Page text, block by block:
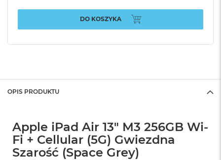
DO KOSZYKA
OPIS PRODUKTU
Apple iPad Air 13" M3 256GB Wi-
Fi + Cellular (5G) Gwiezdna
Szarość (Space Grey)